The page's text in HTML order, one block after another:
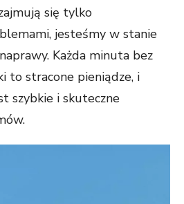
się tylko
jesteśmy w stanie
Każda minuta bez
to stracone pieniądze, i
szybkie i skuteczne